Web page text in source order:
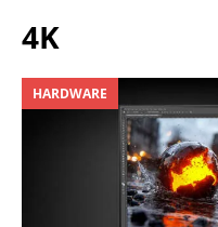
4K
HARDWARE